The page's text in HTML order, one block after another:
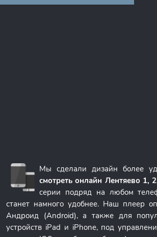
Мы сделали дизайн более
смотреть онлайн Лентяево 1,
серии подряд на любом
станет намного удобнее. Наш плеер
Андроид (Android), а также для
устройств iPad и iPhone, под